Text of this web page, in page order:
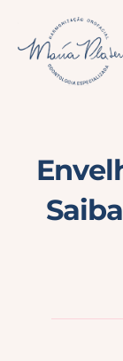
conteúdo